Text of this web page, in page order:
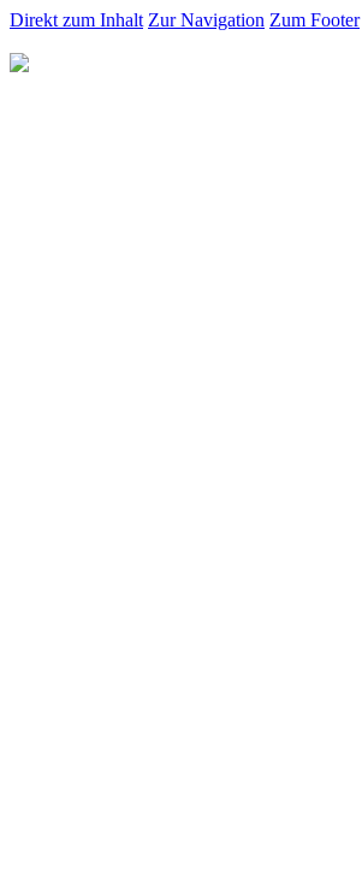
Direkt zum Inhalt Zur Navigation Zum Footer